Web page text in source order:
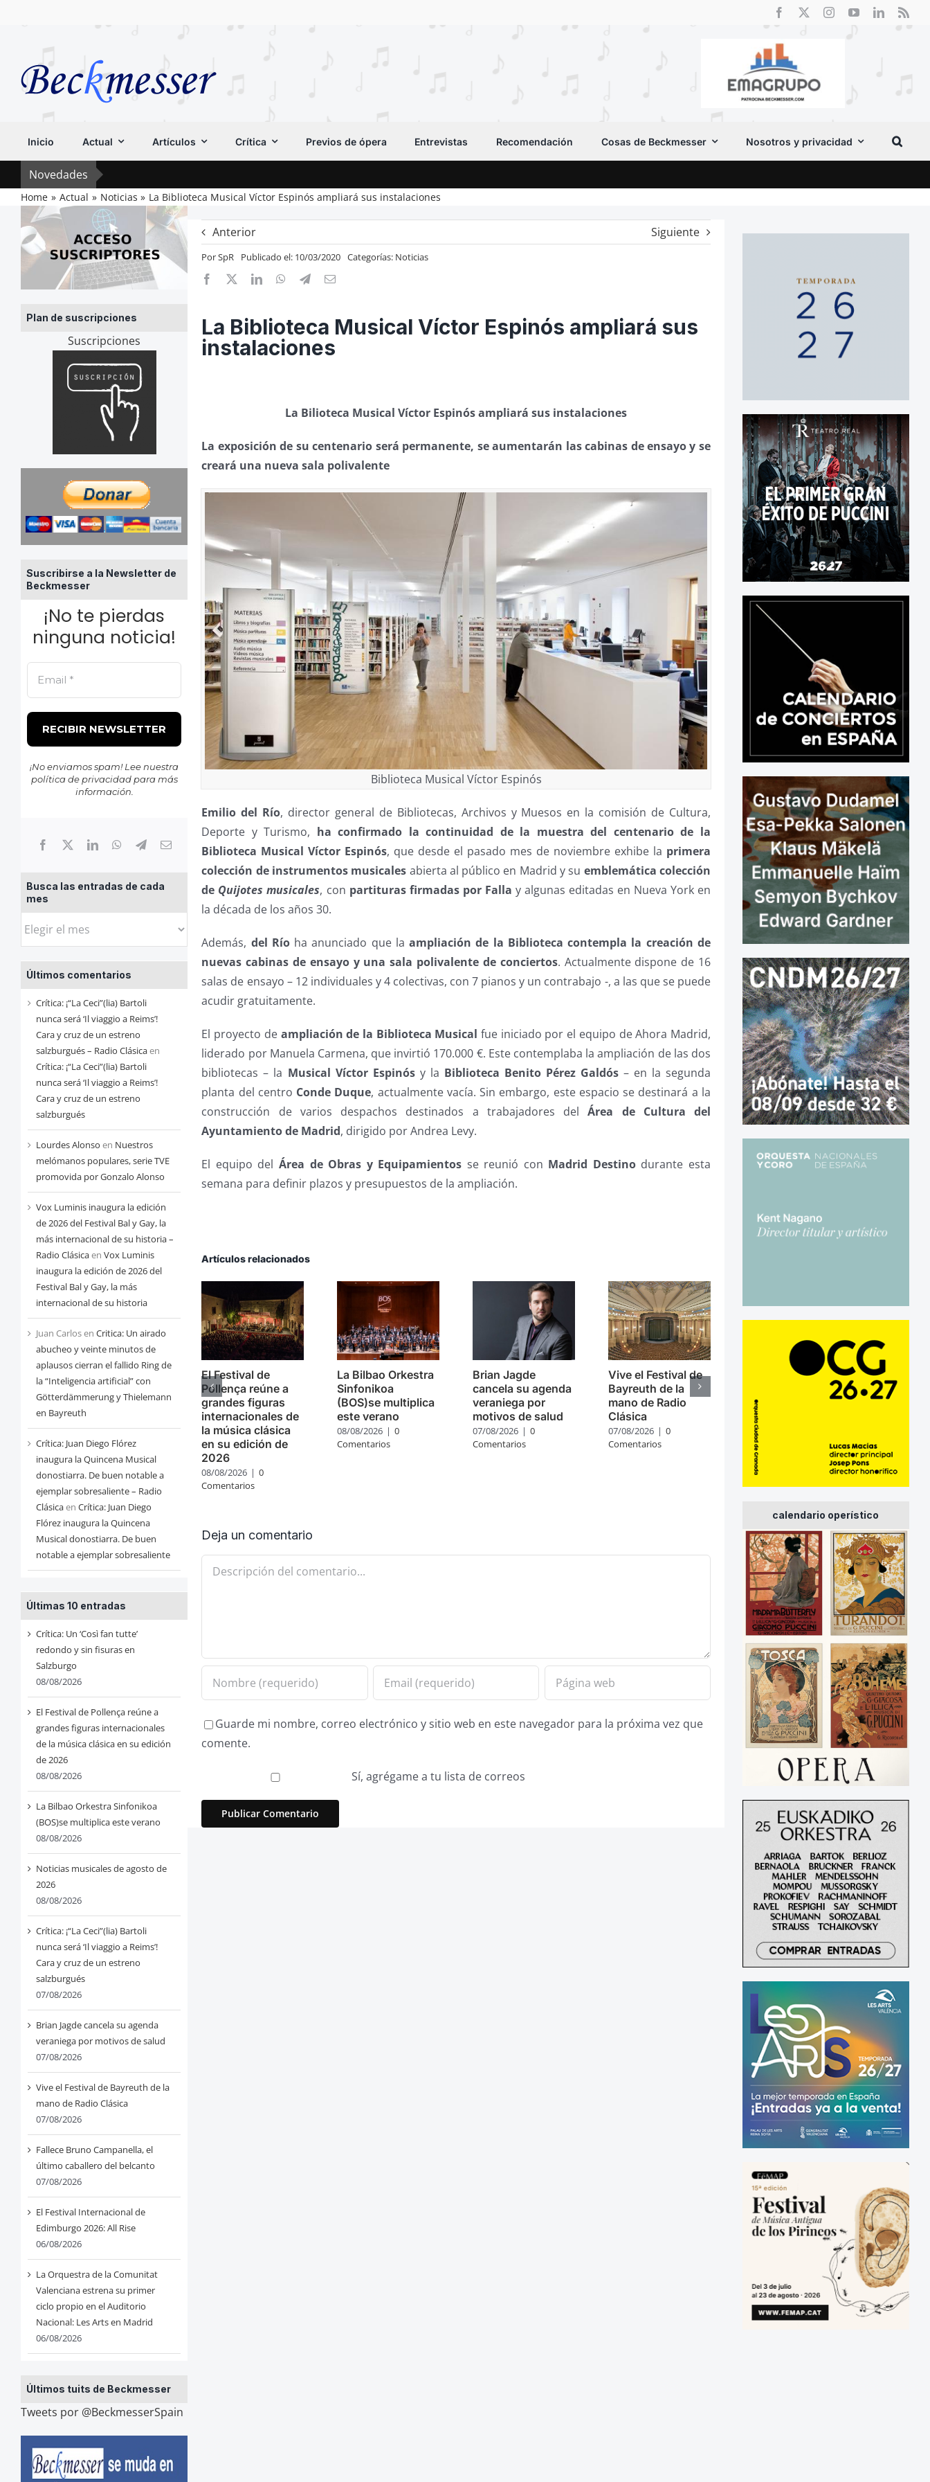
Inicio Actual Artículos Crítica Previos de ópera Entrevistas Recomendación Cosas de Beckmesser Nosotros y privacidad
Novedades
Home Actual Noticias La Biblioteca Musical Víctor Espinós ampliará sus instalaciones
Plan de suscripciones
Suscripciones
Suscribirse a la Newsletter de
Beckmesser
¡No te pierdas
ninguna noticia!
¡No enviamos spam! Lee nuestra
política de privacidadpara más
información.
Busca las entradas de cada
mes
Busca
entradas
de
cada
mes
Últimos comentarios
Crítica: ¡“La Ceci”(lia) Bartoli
nunca será ‘Il viaggio a Reims’!
Cara y cruz de un estreno
salzburgués – Radio Clásicaen
Crítica: ¡“La Ceci”(lia) Bartoli
nunca será ‘Il viaggio a Reims’!
Cara y cruz de un estreno
salzburgués
Lourdes Alonso en Nuestros
melómanos populares, serie TVE
promovida por Gonzalo Alonso
Vox Luminis inaugura la edición
de 2026 del Festival Bal y Gay, la
más internacional de su historia –
Radio Clásicaen Vox Luminis
inaugura la edición de 2026 del
Festival Bal y Gay, la más
internacional de su historia
Juan Carlosen Critica: Un airado
abucheo y veinte minutos de
aplausos cierran el fallido Ring de
la “Inteligencia artificial” con
Götterdämmerung y Thielemann
en Bayreuth
Crítica: Juan Diego Flórez
inaugura la Quincena Musical
donostiarra. De buen notable a
ejemplar sobresaliente – Radio
Clásicaen Crítica: Juan Diego
Flórez inaugura la Quincena
Musical donostiarra. De buen
notable a ejemplar sobresaliente
Últimas 10 entradas
Crítica: Un ‘Così fan tutte’
redondo y sin fisuras en
Salzburgo
08/08/2026
El Festival de Pollença reúne a
grandes figuras internacionales
de la música clásica en su edición
de 2026
08/08/2026
La Bilbao Orkestra Sinfonikoa
(BOS)se multiplica este verano
08/08/2026
Noticias musicales de agosto de
2026
08/08/2026
Crítica: ¡“La Ceci”(lia) Bartoli
nunca será ‘Il viaggio a Reims’!
Cara y cruz de un estreno
salzburgués
07/08/2026
Brian Jagde cancela su agenda
veraniega por motivos de salud
07/08/2026
Vive el Festival de Bayreuth de la
mano de Radio Clásica
07/08/2026
Fallece Bruno Campanella, el
último caballero del belcanto
07/08/2026
El Festival Internacional de
Edimburgo 2026: All Rise
06/08/2026
La Orquestra de la Comunitat
Valenciana estrena su primer
ciclo propio en el Auditorio
Nacional: Les Arts en Madrid
06/08/2026
Últimos tuits de Beckmesser
Tweets por @BeckmesserSpain
Anterior Siguiente
PorSpR Publicado el: 10/03/2020 Categorías: Noticias
La Biblioteca Musical Víctor Espinós ampliará sus
instalaciones
La Bilioteca Musical Víctor Espinós ampliará sus instalaciones
La exposición de su centenario será permanente, se aumentarán las cabinas de ensayo y se
creará una nueva sala polivalente
Biblioteca Musical Víctor Espinós
Emilio del Río, director general de Bibliotecas, Archivos y Muesos en la comisión de Cultura,
Deporte y Turismo, ha confirmado la continuidad de la muestra del centenario de la
Biblioteca Musical Víctor Espinós, que desde el pasado mes de noviembre exhibe la primera
colección de instrumentos musicales abierta al público en Madrid y su emblemática colección
de Quijotes musicales, con partituras firmadas por Falla y algunas editadas en Nueva York en
la década de los años 30.
Además, del Ríoha anunciado que laampliación de la Biblioteca contempla la creación de
nuevas cabinas de ensayo y una sala polivalente de conciertos. Actualmente dispone de 16
salas de ensayo – 12 individuales y 4 colectivas, con 7 pianos y un contrabajo -, a las que se puede
acudir gratuitamente.
El proyecto de ampliación de la Biblioteca Musical fue iniciado por el equipo de Ahora Madrid,
liderado por Manuela Carmena, que invirtió 170.000 €. Este contemplaba la ampliación de las dos
bibliotecas – la Musical Víctor Espinósy la Biblioteca Benito Pérez Galdós– en la segunda
planta del centro Conde Duque, actualmente vacía. Sin embargo, este espacio se destinará a la
construcción de varios despachos destinados a trabajadores delÁrea de Cultura del
Ayuntamiento de Madrid, dirigido por Andrea Levy.
El equipo delÁrea de Obras y Equipamientos se reunió con Madrid Destinodurante esta
semana para definir plazos y presupuestos de la ampliación.
Artículos relacionados
El Festival de
Pollença reúne a
grandes figuras
internacionales de
la música clásica
en su edición de
2026
08/08/2026 | 0
Comentarios
La Bilbao Orkestra
Sinfonikoa
(BOS)se multiplica
este verano
08/08/2026 | 0
Comentarios
Brian Jagde
cancela su agenda
veraniega por
motivos de salud
07/08/2026 | 0
Comentarios
Vive el Festival de
Bayreuth de la
mano de Radio
Clásica
07/08/2026 | 0
Comentarios
Deja un comentario
Comentario
Guarde mi nombre, correo electrónico y sitio web en este navegador para la próxima vez que
comente.
Sí, agrégame a tu lista de correos
calendario operístico